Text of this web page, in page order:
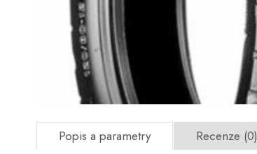
Popis a parametry Recenze (0)